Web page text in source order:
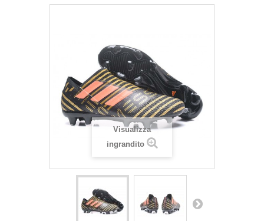
Visualizza
ingrandito